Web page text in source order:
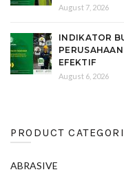
August 7, 2026
INDIKATOR
EFEKTIF
August 6, 2026
PRODUCT
ABRASIVE